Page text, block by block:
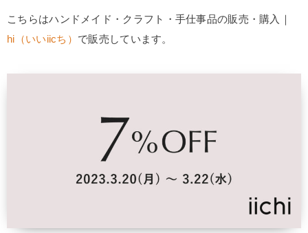
こちらはハンドメイド・クラフト・手仕事品の販売・購入｜
hi（いいiicち） で販売しています。